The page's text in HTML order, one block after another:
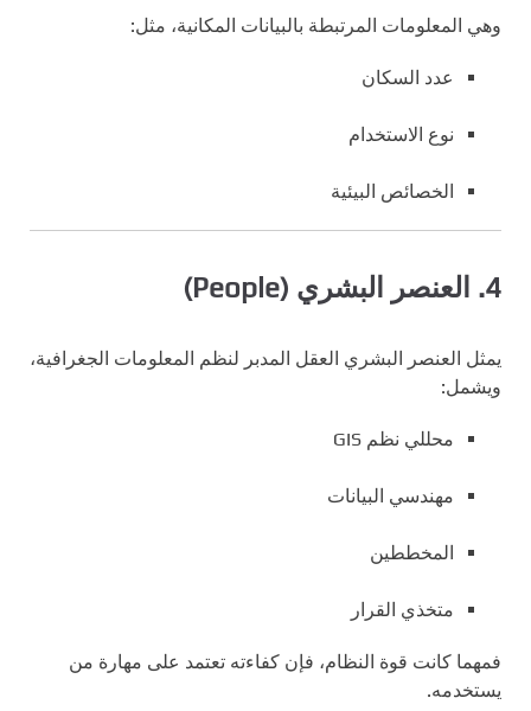
وهي المعلومات المرتبطة بالبيانات المكانية، مثل:
عدد السكان
نوع الاستخدام
الخصائص البيئية
4. العنصر البشري (People)
يمثل العنصر البشري العقل المدبر لنظم المعلومات الجغرافية،
ويشمل:
محللي نظم GIS
مهندسي البيانات
المخططين
متخذي القرار
فمهما كانت قوة النظام، فإن كفاءته تعتمد على مهارة من
يستخدمه.